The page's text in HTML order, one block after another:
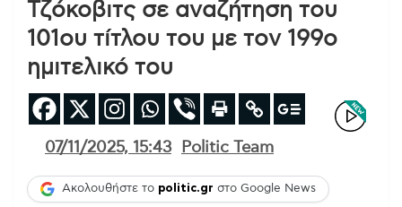
Τζόκοβιτς σε αναζήτηση του
101ου τίτλου του με τον 199ο
ημιτελικό του
07/11/2025, 15:43 Politic Team
Ακολουθήστε το politic.gr στο Google News